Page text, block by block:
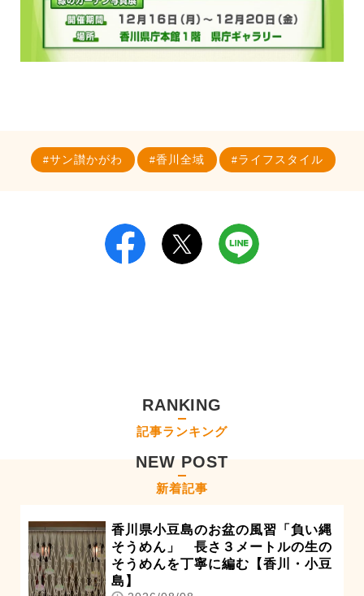
サン讃かがわ 香川全域 ライフスタイル
RANKING
記事ランキング
NEW POST
新着記事
香川県小豆島のお盆の風習「負い縄
そうめん」 長さ３メートルの生の
そうめんを丁寧に編む【香川・小豆
島】